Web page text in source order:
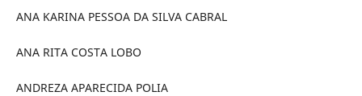
ANA KARINA PESSOA DA SILVA CABRAL
ANA RITA COSTA LOBO
ANDREZA APARECIDA POLIA